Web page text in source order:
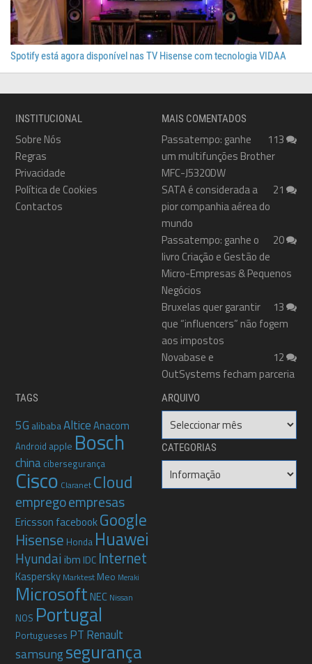
Spotify está agora disponível nas TV Hisense com tecnologia VIDAA
INSTITUCIONAL
Sobre Nós
Regras
Privacidade
Política de Cookies
Contactos
MAIS COMENTADOS
113
Passatempo: ganhe
um multifunções Brother
MFC-J5320DW
21
SATA é considerada a
pior companhia aérea do
mundo
20
Passatempo: ganhe o
livro Criação e Gestão de
Micro-Empresas & Pequenos
Negócios
13
Bruxelas quer garantir
que “influencers” não fogem
aos impostos
12
Novabase e
OutSystems fecham parceria
TAGS
5G alibabaAlticeAnacom
Android apple Bosch
china cibersegurança
Cisco Claranet Cloud
empregoempresas
Ericsson facebookGoogle
Hisense Honda Huawei
Hyundai ibm IDC Internet
Kaspersky Marktest Meo Meraki
MicrosoftNEC Nissan
NOS Portugal
Portugueses PT Renault
samsungsegurança
ARQUIVO
Arquivo
CATEGORIAS
Categorias